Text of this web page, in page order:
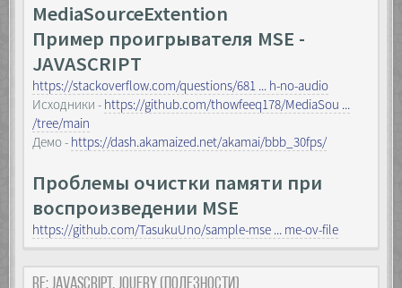
MediaSourceExtention
Пример проигрывателя MSE -
JAVASCRIPT
https://stackoverflow.com/questions/681 ... h-no-audio
Исходники - https://github.com/thowfeeq178/MediaSou ...
/tree/main
Демо - https://dash.akamaized.net/akamai/bbb_30fps/
Проблемы очистки памяти при
воспроизведении MSE
https://github.com/TasukuUno/sample-mse ... me-ov-file
Re: JavaScript, Jquery (полезности)